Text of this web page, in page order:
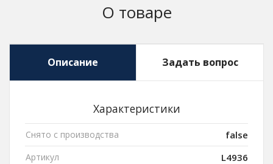
О товаре
Описание Задать вопрос
Характеристики
Снято с производства false
Артикул L4936